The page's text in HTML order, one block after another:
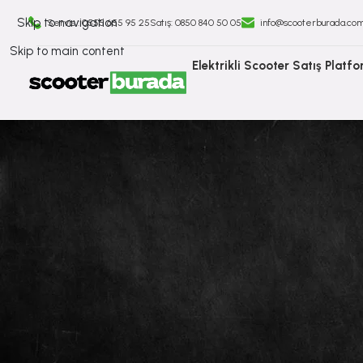
Skip to navigation
Skip to main content
Servis : 0555 655 95 25Satış: ⁠0850 840 50 05
Elektrikli Scooter Satış